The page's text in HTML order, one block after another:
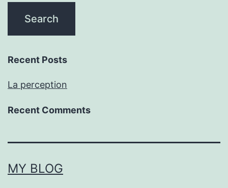
Recent Posts
La perception
Recent Comments
MY BLOG